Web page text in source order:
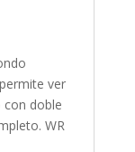
ver
con doble
WR